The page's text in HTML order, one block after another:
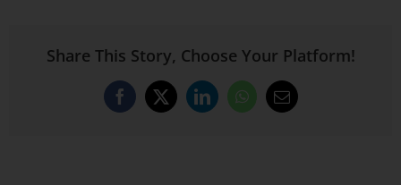
Share This Story, Choose Your Platform!
Facebook
X LinkedInWhatsApp
Email